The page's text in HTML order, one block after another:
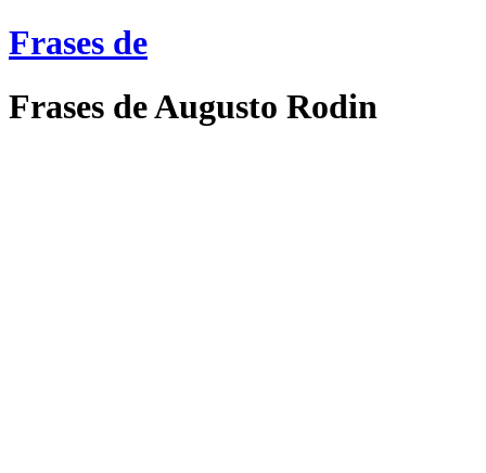
Frases de
Frases de Augusto Rodin